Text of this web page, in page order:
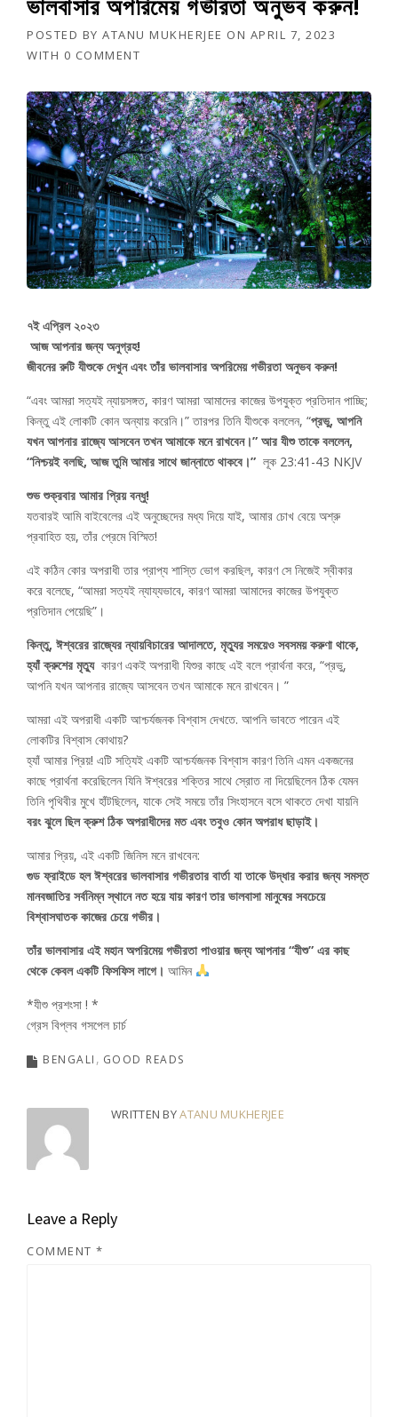
POSTED BY ATANU MUKHERJEE ON APRIL 7, 2023
WITH 0 COMMENT
৭ই এপ্রিল ২০২৩
আজ আপনার জন্য অনুগ্রহ!
জীবনের রুটি যীশুকে দেখুন এবং তাঁর ভালবাসার অপরিমেয় গভীরতা অনুভব করুন!
“এবং আমরা সত্যই ন্যায়সঙ্গত, কারণ আমরা আমাদের কাজের উপযুক্ত প্রতিদান পাচ্ছি;
কিন্তু এই লোকটি কোন অন্যায় করেনি।” তারপর তিনি যীশুকে বললেন, “প্রভু, আপনি
যখন আপনার রাজ্যে আসবেন তখন আমাকে মনে রাখবেন।” আর যীশু তাকে বললেন,
“নিশ্চয়ই বলছি, আজ তুমি আমার সাথে জান্নাতে থাকবে।” লূক 23:41-43 NKJV
শুভ শুক্রবার আমার প্রিয় বন্ধু!
যতবারই আমি বাইবেলের এই অনুচ্ছেদের মধ্য দিয়ে যাই, আমার চোখ বেয়ে অশ্রু
প্রবাহিত হয়, তাঁর প্রেমে বিস্মিত!
এই কঠিন কোর অপরাধী তার প্রাপ্য শাস্তি ভোগ করছিল, কারণ সে নিজেই স্বীকার
করে বলেছে, “আমরা সত্যই ন্যায্যভাবে, কারণ আমরা আমাদের কাজের উপযুক্ত
প্রতিদান পেয়েছি”।
কিন্তু, ঈশ্বরের রাজ্যের ন্যায়বিচারের আদালতে, মৃত্যুর সময়েও সবসময় করুণা থাকে,
হ্যাঁ ক্রুশের মৃত্যু কারণ একই অপরাধী যিশুর কাছে এই বলে প্রার্থনা করে, “প্রভু,
আপনি যখন আপনার রাজ্যে আসবেন তখন আমাকে মনে রাখবেন। ”
আমরা এই অপরাধী একটি আশ্চর্যজনক বিশ্বাস দেখতে. আপনি ভাবতে পারেন এই
লোকটির বিশ্বাস কোথায়?
হ্যাঁ আমার প্রিয়! এটি সত্যিই একটি আশ্চর্যজনক বিশ্বাস কারণ তিনি এমন একজনের
কাছে প্রার্থনা করেছিলেন যিনি ঈশ্বরের শক্তির সাথে স্রোত না দিয়েছিলেন ঠিক যেমন
তিনি পৃথিবীর মুখে হাঁটছিলেন, যাকে সেই সময়ে তাঁর সিংহাসনে বসে থাকতে দেখা যায়নি
বরং ঝুলে ছিল ক্রুশ ঠিক অপরাধীদের মত এবং তবুও কোন অপরাধ ছাড়াই।
আমার প্রিয়, এই একটি জিনিস মনে রাখবেন:
গুড ফ্রাইডে হল ঈশ্বরের ভালবাসার গভীরতার বার্তা যা তাকে উদ্ধার করার জন্য সমস্ত
মানবজাতির সর্বনিম্ন স্থানে নত হয়ে যায় কারণ তার ভালবাসা মানুষের সবচেয়ে
বিশ্বাসঘাতক কাজের চেয়ে গভীর।
তাঁর ভালবাসার এই মহান অপরিমেয় গভীরতা পাওয়ার জন্য আপনার “যীশু” এর কাছ
থেকে কেবল একটি ফিসফিস লাগে। আমিন
*যীশু প্রশংসা ! *
গ্রেস বিপ্লব গসপেল চার্চ
BENGALI GOOD READS
WRITTEN BYATANU MUKHERJEE
Leave a Reply
COMMENT *